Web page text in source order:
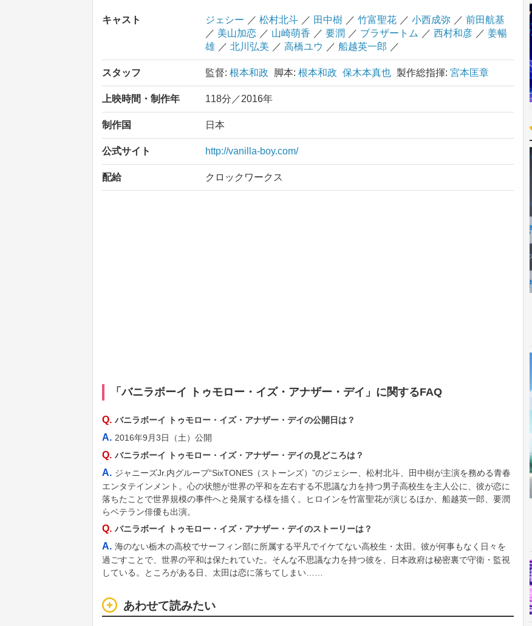
キャスト ジェシー ／ 松村北斗 ／ 田中樹 ／ 竹富聖花 ／ 小西成弥 ／ 前田航基
／ 美山加恋 ／ 山崎萌香 ／ 要潤 ／ ブラザートム ／ 西村和彦 ／ 姜暢
雄 ／ 北川弘美 ／ 高橋ユウ ／ 船越英一郎 ／
スタッフ 監督: 根本和政 脚本: 根本和政 保木本真也 製作総指揮: 宮本匡章
上映時間・制作年 118分／2016年
制作国 日本
公式サイト http://vanilla-boy.com/
配給 クロックワークス
「バニラボーイ トゥモロー・イズ・アナザー・デイ」に関するFAQ
Q. バニラボーイ トゥモロー・イズ・アナザー・デイの公開日は？
A. 2016年9月3日（土）公開
Q. バニラボーイ トゥモロー・イズ・アナザー・デイの見どころは？
A. ジャニーズJr.内グループ“SixTONES（ストーンズ）”のジェシー、松村北斗、田中樹が主演を務める青春
エンタテインメント。心の状態が世界の平和を左右する不思議な力を持つ男子高校生を主人公に、彼が恋に
落ちたことで世界規模の事件へと発展する様を描く。ヒロインを竹富聖花が演じるほか、船越英一郎、要潤
らベテラン俳優も出演。
Q. バニラボーイ トゥモロー・イズ・アナザー・デイのストーリーは？
A. 海のない栃木の高校でサーフィン部に所属する平凡でイケてない高校生・太田。彼が何事もなく日々を
過ごすことで、世界の平和は保たれていた。そんな不思議な力を持つ彼を、日本政府は秘密裏で守衛・監視
している。ところがある日、太田は恋に落ちてしまい……
あわせて読みたい